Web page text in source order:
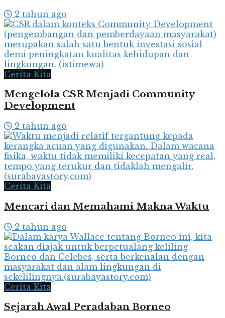
2 tahun ago
Cerita Kita
Mengelola CSR Menjadi Community
Development
2 tahun ago
Cerita Kita
Mencari dan Memahami Makna Waktu
2 tahun ago
Cerita Kita
Sejarah Awal Peradaban Borneo